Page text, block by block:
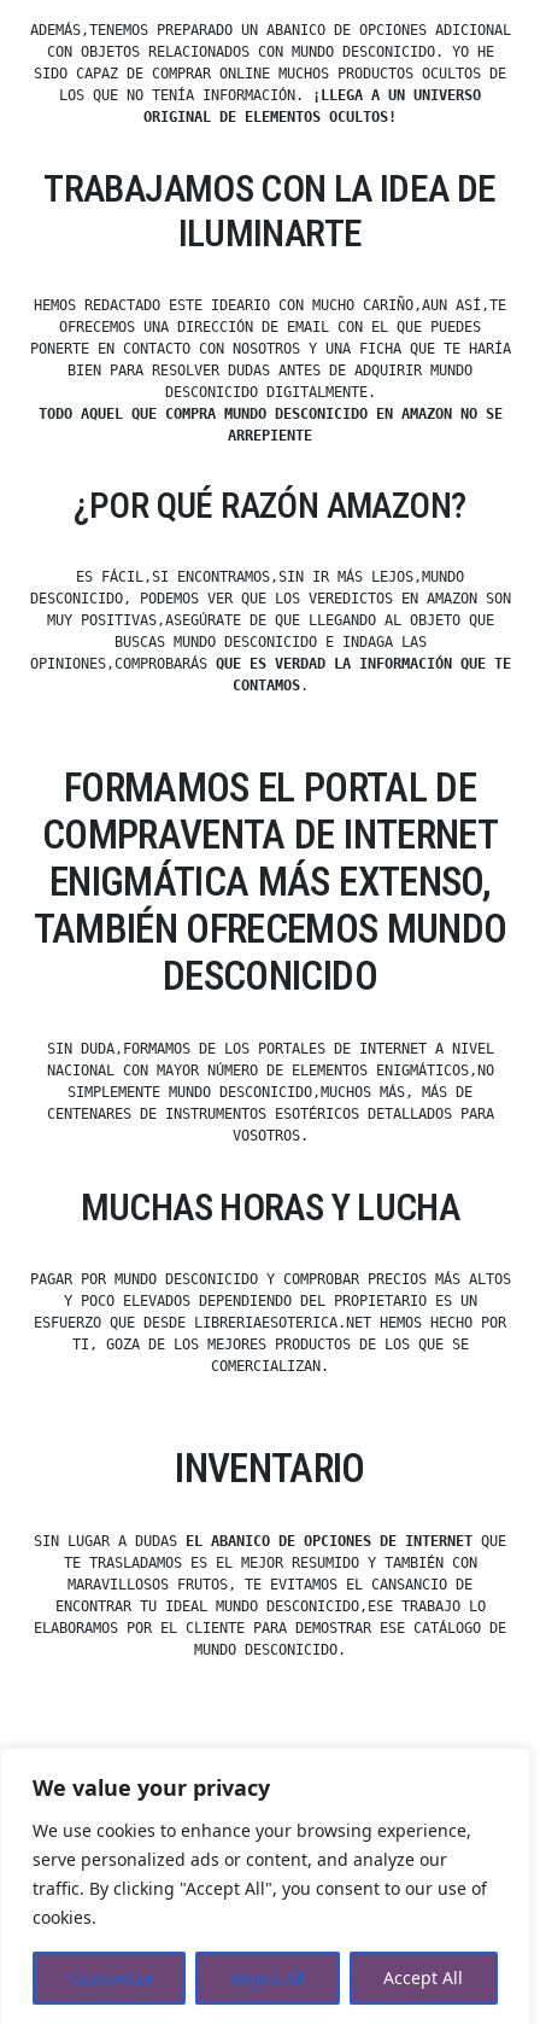
We value your privacy
We use cookies to enhance your browsing experience,
serve personalized ads or content, and analyze our
traffic. By clicking "Accept All", you consent to our use of
cookies.
Customize Reject All Accept All
ADEMÁS,TENEMOS PREPARADO UN ABANICO DE OPCIONES ADICIONAL
CON OBJETOS RELACIONADOS CON MUNDO DESCONICIDO. YO HE
SIDO CAPAZ DE COMPRAR ONLINE MUCHOS PRODUCTOS OCULTOS DE
LOS QUE NO TENÍA INFORMACIÓN.
¡LLEGA A UN UNIVERSO
ORIGINAL DE ELEMENTOS OCULTOS!
TRABAJAMOS CON LA IDEA DE
ILUMINARTE
HEMOS REDACTADO ESTE IDEARIO CON MUCHO CARIÑO,AUN ASÍ,TE
OFRECEMOS UNA DIRECCIÓN DE EMAIL CON EL QUE PUEDES
PONERTE EN CONTACTO CON NOSOTROS Y UNA FICHA QUE TE HARÍA
BIEN PARA RESOLVER DUDAS ANTES DE ADQUIRIR MUNDO
DESCONICIDO DIGITALMENTE.
TODO AQUEL QUE COMPRA MUNDO DESCONICIDO EN AMAZON NO SE
ARREPIENTE
¿POR QUÉ RAZÓN AMAZON?
ES FÁCIL,SI ENCONTRAMOS,SIN IR MÁS LEJOS,MUNDO
DESCONICIDO, PODEMOS VER QUE LOS VEREDICTOS EN AMAZON SON
MUY POSITIVAS,ASEGÚRATE DE QUE LLEGANDO AL OBJETO QUE
BUSCAS MUNDO DESCONICIDO E INDAGA LAS
OPINIONES,COMPROBARÁS QUE ES VERDAD LA INFORMACIÓN QUE TE
CONTAMOS.
FORMAMOS EL PORTAL DE
COMPRAVENTA DE INTERNET
ENIGMÁTICA MÁS EXTENSO,
TAMBIÉN OFRECEMOS MUNDO
DESCONICIDO
SIN DUDA,FORMAMOS DE LOS PORTALES DE INTERNET A NIVEL
NACIONAL CON MAYOR NÚMERO DE ELEMENTOS ENIGMÁTICOS,NO
SIMPLEMENTE MUNDO DESCONICIDO,MUCHOS MÁS, MÁS DE
CENTENARES DE INSTRUMENTOS ESOTÉRICOS DETALLADOS PARA
VOSOTROS.
MUCHAS HORAS Y LUCHA
PAGAR POR MUNDO DESCONICIDO Y COMPROBAR PRECIOS MÁS ALTOS
Y POCO ELEVADOS DEPENDIENDO DEL PROPIETARIO ES UN
ESFUERZO QUE DESDE LIBRERIAESOTERICA.NET HEMOS HECHO POR
TI, GOZA DE LOS MEJORES PRODUCTOS DE LOS QUE SE
COMERCIALIZAN.
INVENTARIO
SIN LUGAR A DUDAS EL ABANICO DE OPCIONES DE INTERNET QUE
TE TRASLADAMOS ES EL MEJOR RESUMIDO Y TAMBIÉN CON
MARAVILLOSOS FRUTOS, TE EVITAMOS EL CANSANCIO DE
ENCONTRAR TU IDEAL MUNDO DESCONICIDO,ESE TRABAJO LO
ELABORAMOS POR EL CLIENTE PARA DEMOSTRAR ESE CATÁLOGO DE
MUNDO DESCONICIDO.
by
Posted
Uncategorized
Tienda Esotérica Online – Librería Esotérica,Proudly
powered by WordPress.
Privacidad
Aviso Legal Cookies Web